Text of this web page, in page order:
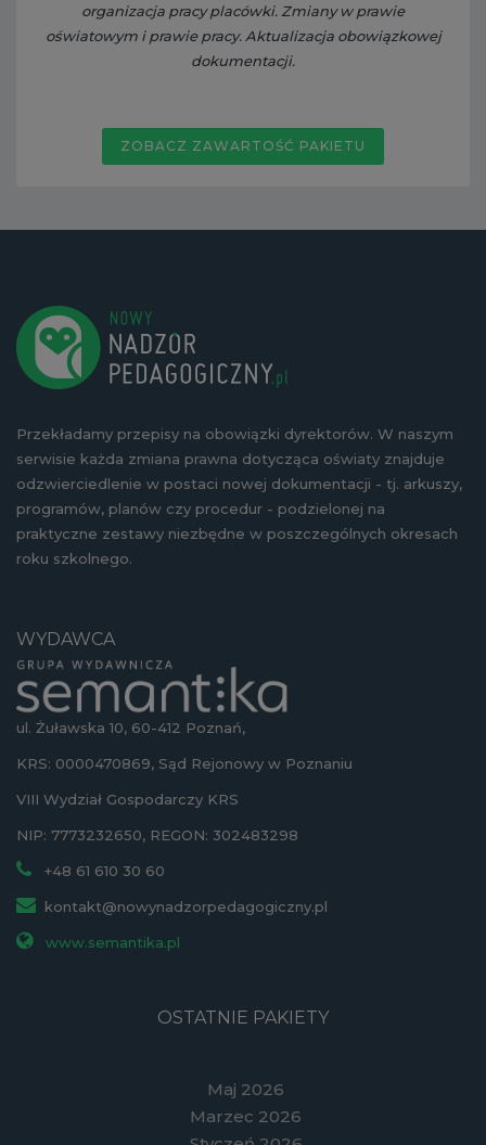
organizacja pracy placówki. Zmiany w prawie
oświatowym i prawie pracy. Aktualizacja obowiązkowej
dokumentacji.
ZOBACZ ZAWARTOŚĆ PAKIETU
Przekładamy przepisy na obowiązki dyrektorów. W naszym
serwisie każda zmiana prawna dotycząca oświaty znajduje
odzwierciedlenie w postaci nowej dokumentacji - tj. arkuszy,
programów, planów czy procedur - podzielonej na
praktyczne zestawy niezbędne w poszczególnych okresach
roku szkolnego.
WYDAWCA
ul. Żuławska 10, 60-412 Poznań,
KRS: 0000470869, Sąd Rejonowy w Poznaniu
VIII Wydział Gospodarczy KRS
NIP: 7773232650, REGON: 302483298
+48 61 610 30 60
kontakt@nowynadzorpedagogiczny.pl
www.semantika.pl
OSTATNIE PAKIETY
Maj 2026
Marzec 2026